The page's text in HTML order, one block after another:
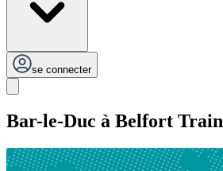
se connecter
Bar-le-Duc à Belfort Train